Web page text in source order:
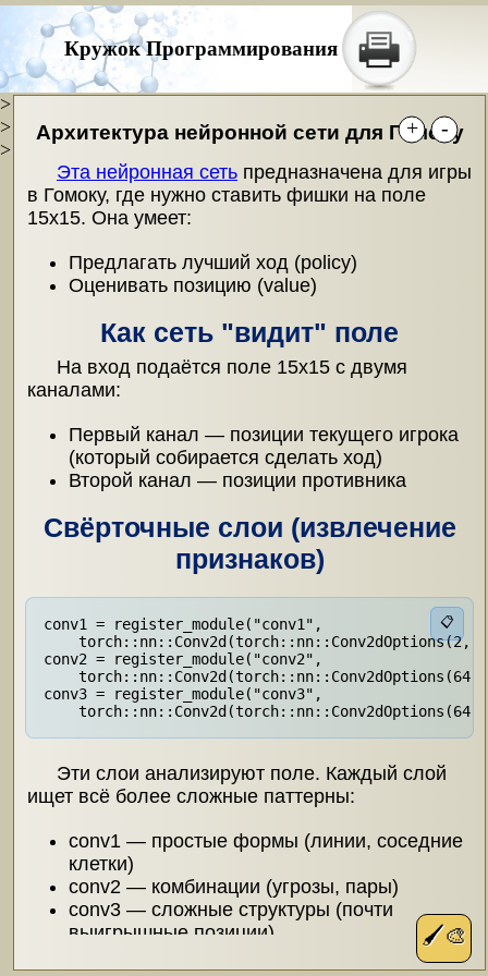
Кружок Программирования
>
>
>
Архитектура нейронной сети для Гомоку
Эта нейронная сеть предназначена для игры
в Гомоку, где нужно ставить фишки на поле
15x15. Она умеет:
Предлагать лучший ход (policy)
Оценивать позицию (value)
Как сеть "видит" поле
На вход подаётся поле 15x15 с двумя
каналами:
Первый канал — позиции текущего игрока
(который собирается сделать ход)
Второй канал — позиции противника
Свёрточные слои (извлечение
признаков)
📋
conv1 = register_module("conv1",
torch::nn::Conv2d(torch::nn::Conv2dOptions(2,
conv2 = register_module("conv2",
torch::nn::Conv2d(torch::nn::Conv2dOptions(64,
conv3 = register_module("conv3",
torch::nn::Conv2d(torch::nn::Conv2dOptions(64,
Эти слои анализируют поле. Каждый слой
ищет всё более сложные паттерны:
conv1 — простые формы (линии, соседние
клетки)
conv2 — комбинации (угрозы, пары)
conv3 — сложные структуры (почти
выигрышные позиции)
+ -
🖌️🎨